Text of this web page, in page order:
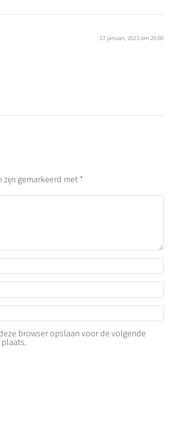
27 januari, 2021 om 20:00
zijn gemarkeerd met *
browser opslaan voor de volgende